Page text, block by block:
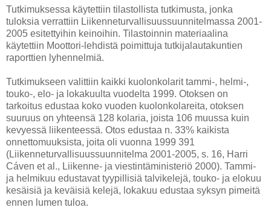
Tutkimuksessa käytettiin tilastollista tutkimusta, jonka
tuloksia verrattiin Liikenneturvallisuussuunnitelmassa 2001-
2005 esitettyihin keinoihin. Tilastoinnin materiaalina
käytettiin Moottori-lehdistä poimittuja tutkijalautakuntien
raporttien lyhennelmiä.
Tutkimukseen valittiin kaikki kuolonkolarit tammi-, helmi-,
touko-, elo- ja lokakuulta vuodelta 1999. Otoksen on
tarkoitus edustaa koko vuoden kuolonkolareita, otoksen
suuruus on yhteensä 128 kolaria, joista 106 muussa kuin
kevyessä liikenteessä. Otos edustaa n. 33% kaikista
onnettomuuksista, joita oli vuonna 1999 391
(Liikenneturvallisuussuunnitelma 2001-2005, s. 16, Harri
Cáven et al., Liikenne- ja viestintäministeriö 2000). Tammi-
ja helmikuu edustavat tyypillisiä talvikelejä, touko- ja elokuu
kesäisiä ja keväisiä kelejä, lokakuu edustaa syksyn pimeitä
ennen lumen tuloa.